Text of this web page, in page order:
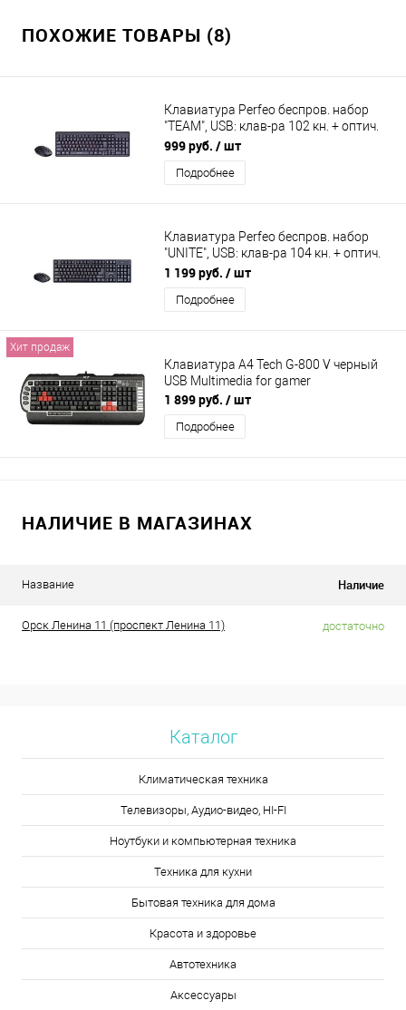
ПОХОЖИЕ ТОВАРЫ (8)
Клавиатура Perfeo беспров. набор
"TEAM", USB: клав-ра 102 кн. + оптич.
мышь 3 кн., 1000 DPI
999 руб. / шт
Подробнее
Клавиатура Perfeo беспров. набор
"UNITE", USB: клав-ра 104 кн. + оптич.
мышь 4 кн., 1000-1200-1600 DPI
1 199 руб. / шт
Подробнее
Хит продаж
Клавиатура A4 Tech G-800 V черный
USB Multimedia for gamer
1 899 руб. / шт
Подробнее
НАЛИЧИЕ В МАГАЗИНАХ
Название Наличие
Орск Ленина 11 (проспект Ленина 11) достаточно
Каталог
Климатическая техника
Телевизоры, Аудио-видео, HI-FI
Ноутбуки и компьютерная техника
Техника для кухни
Бытовая техника для дома
Красота и здоровье
Автотехника
Аксессуары